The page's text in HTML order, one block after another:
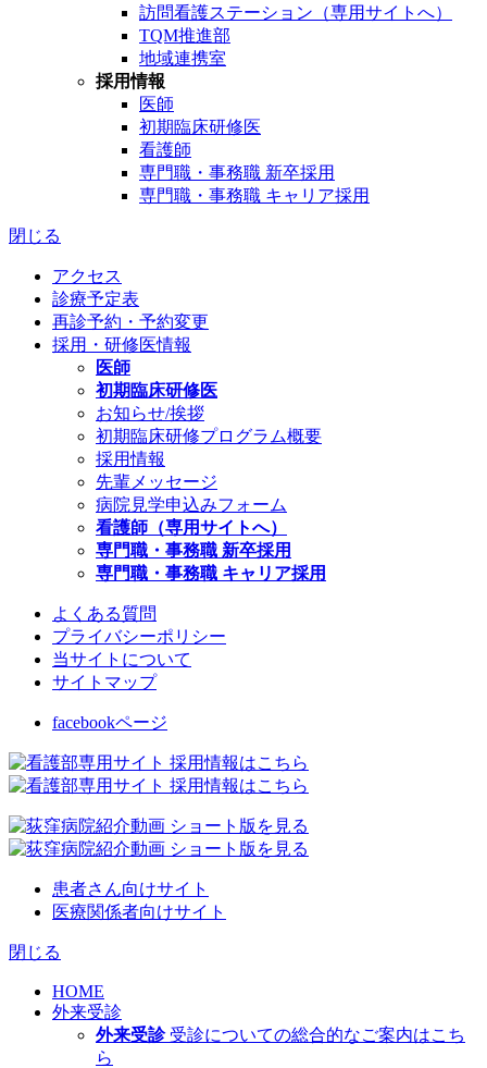
訪問看護ステーション（専用サイトへ）
TQM推進部
地域連携室
採用情報
医師
初期臨床研修医
看護師
専門職・事務職 新卒採用
専門職・事務職 キャリア採用
閉じる
アクセス
診療予定表
再診予約・予約変更
採用・研修医情報
医師
初期臨床研修医
お知らせ/挨拶
初期臨床研修プログラム概要
採用情報
先輩メッセージ
病院見学申込みフォーム
看護師（専用サイトへ）
専門職・事務職 新卒採用
専門職・事務職 キャリア採用
よくある質問
プライバシーポリシー
当サイトについて
サイトマップ
facebookページ
患者さん向けサイト
医療関係者向けサイト
閉じる
HOME
外来受診
外来受診 受診についての総合的なご案内はこち
ら